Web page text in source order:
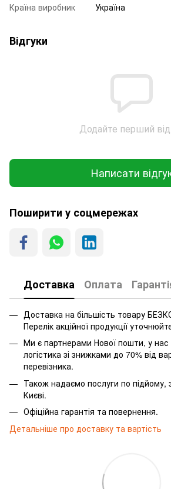
Країна виробник
Україна
Відгуки
Додайте перший
Написати
Поширити у соцмережах
Доставка Оплата
Доставка на більшість товару
Перелік акційної продукції
Ми є партнерами Нової пошти, у
логістика зі знижками до 70% від
перевізника.
Також надаємо послуги по підйому,
Києві.
Офіційна гарантія та повернення.
Детальніше про доставку та вартість